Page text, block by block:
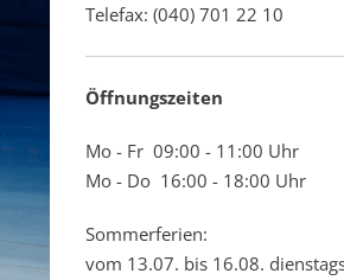
Telefax: (040) 701 22 10
Öffnungszeiten
Mo - Fr 09:00 - 11:00 Uhr
Mo - Do 16:00 - 18:00 Uhr
Sommerferien:
vom 13.07. bis 16.08.